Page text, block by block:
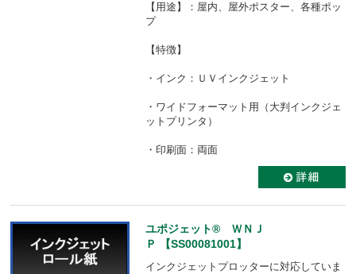
【用途】：屋内、屋外ポスター、各種ポッ
プ
【特徴】
・インク：ＵＶインクジェット
・ワイドフォーマット用（大判インクジェ
ットプリンタ）
・印刷面：両面
ユポジェット® ＷＮＪ
Ｐ 【SS00081001】
インクジェットプロッターに対応していま